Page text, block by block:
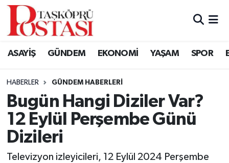
ASAYİŞ GÜNDEM EKONOMİ YAŞAM SPOR
HABERLER GÜNDEM HABERLERI
Bugün Hangi Diziler Var?
12 Eylül Perşembe Günü
Dizileri
Televizyon izleyicileri, 12 Eylül 2024 Perşembe
Kastamonu Vefat Edenler
Araç Haberleri
Azdavay Haberleri